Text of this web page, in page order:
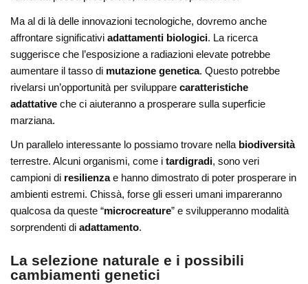
Ma al di là delle innovazioni tecnologiche, dovremo anche
affrontare significativiadattamenti biologici. La ricerca
suggerisce che l’esposizione a radiazioni elevate potrebbe
aumentare il tasso di mutazione genetica. Questo potrebbe
rivelarsi un’opportunità per svilupparecaratteristiche
adattative che ci aiuteranno a prosperare sulla superficie
marziana.
Un parallelo interessante lo possiamo trovare nella biodiversità
terrestre. Alcuni organismi, come itardigradi, sono veri
campioni di resilienzae hanno dimostrato di poter prosperare in
ambienti estremi. Chissà, forse gli esseri umani impareranno
qualcosa da queste “microcreature” e svilupperanno modalità
sorprendenti diadattamento.
La selezione naturale e i possibili
cambiamenti genetici